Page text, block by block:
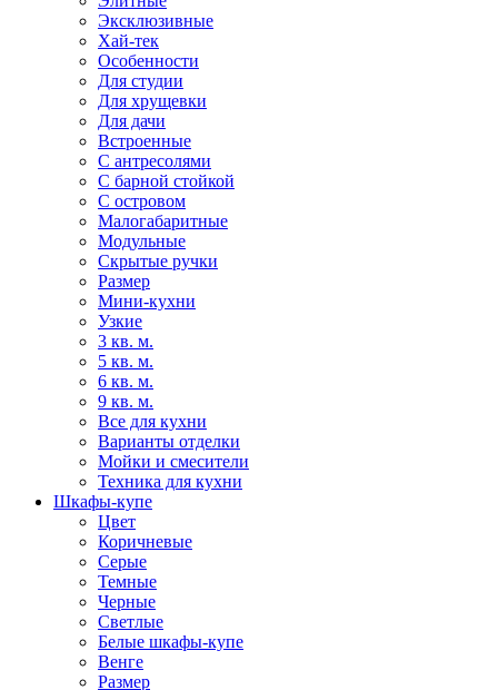
Эксклюзивные
Хай-тек
Особенности
Для студии
Для хрущевки
Для дачи
Встроенные
С антресолями
С барной стойкой
С островом
Малогабаритные
Модульные
Скрытые ручки
Размер
Мини-кухни
Узкие
3 кв. м.
5 кв. м.
6 кв. м.
9 кв. м.
Все для кухни
Варианты отделки
Мойки и смесители
Техника для кухни
Шкафы-купе
Цвет
Коричневые
Серые
Темные
Черные
Светлые
Белые шкафы-купе
Венге
Размер